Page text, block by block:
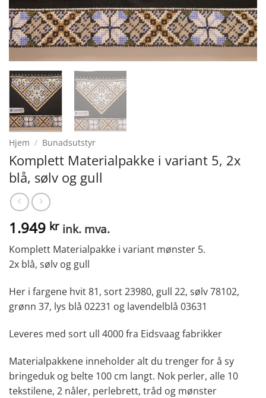
Hjem / Bunadsutstyr
Komplett Materialpakke i variant 5, 2x
blå, sølv og gull
1.949 kr ink. mva.
Komplett Materialpakke i variant mønster 5.
2x blå, sølv og gull
Her i fargene hvit 81, sort 23980, gull 22, sølv 78102,
grønn 37, lys blå 02231 og lavendelblå 03631
Leveres med sort ull 4000 fra Eidsvaag fabrikker
Materialpakkene inneholder alt du trenger for å sy
bringeduk og belte 100 cm langt. Nok perler, alle 10
tekstilene, 2 nåler, perlebrett, tråd og mønster